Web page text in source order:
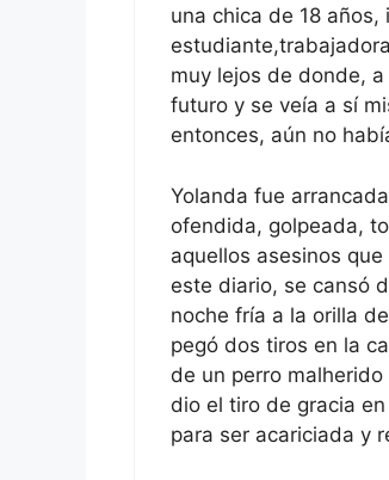
una chica de 18
muy lejos de donde,
futuro y se veía a sí
entonces, aún no
Yolanda fue
ofendida, golpeada,
aquellos asesinos
este diario, se cansó
noche fría a la orilla
pegó dos tiros en la
de un perro
dio el tiro de gracia
para ser acariciada y